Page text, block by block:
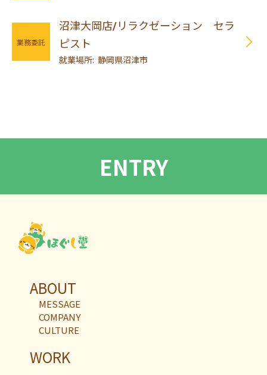
業務委託
沼津大岡店/リラクゼーション セラ
ピスト
就業場所: 静岡県沼津市
ENTRY
ABOUT
MESSAGE
COMPANY
CULTURE
WORK